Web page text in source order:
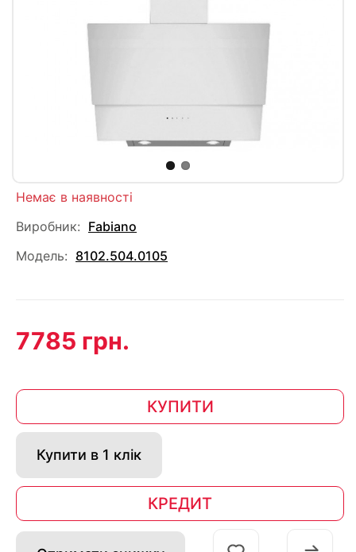
Немає в наявності
Виробник: Fabiano
Модель: 8102.504.0105
7785 грн.
КУПИТИ
Купити в 1 клік
КРЕДИТ